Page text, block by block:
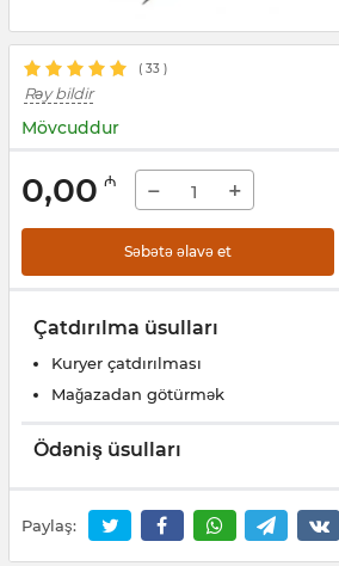
( 33 )
Rəy bildir
Mövcuddur
0,00 ₼ − +
Səbətə əlavə et
Çatdırılma üsulları
Kuryer çatdırılması
Mağazadan götürmək
Ödəniş üsulları
Paylaş: